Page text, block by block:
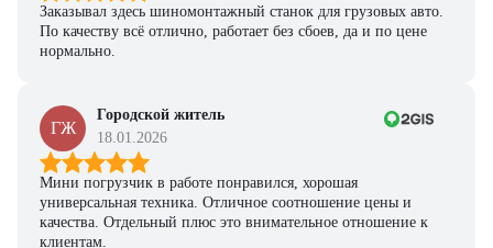
Заказывал здесь шиномонтажный станок для грузовых авто.
По качеству всё отлично, работает без сбоев, да и по цене
нормально.
ГЖ
Городской житель
18.01.2026
Мини погрузчик в работе понравился, хорошая
универсальная техника. Отличное соотношение цены и
качества. Отдельный плюс это внимательное отношение к
клиентам.